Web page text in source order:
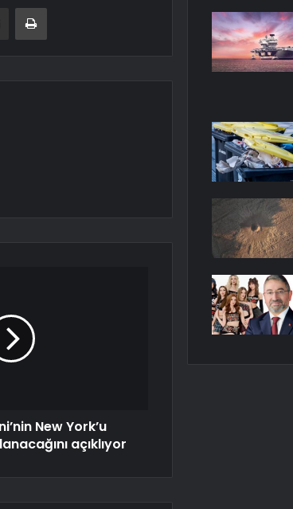
E-Posta ile paylaş Yazdır
New York’u
açıklıyor